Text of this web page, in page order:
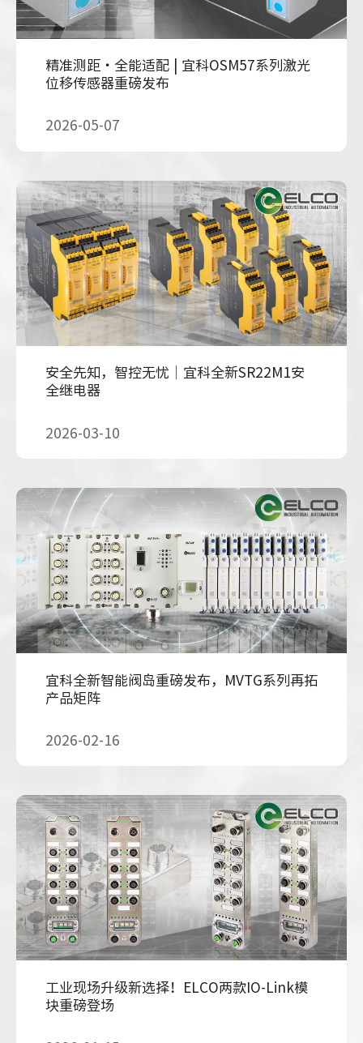
精准测距・全能适配 | 宜科OSM57系列激光
位移传感器重磅发布
2026-05-07
安全先知，智控无忧｜宜科全新SR22M1安
全继电器
2026-03-10
宜科全新智能阀岛重磅发布，MVTG系列再拓
产品矩阵
2026-02-16
工业现场升级新选择！ELCO两款IO-Link模
块重磅登场